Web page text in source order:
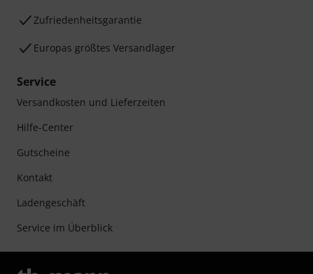
Zufriedenheitsgarantie
Europas größtes Versandlager
Service
Versandkosten und Lieferzeiten
Hilfe-Center
Gutscheine
Kontakt
Ladengeschäft
Service im Überblick